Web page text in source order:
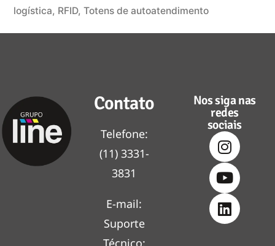
logística, RFID, Totens de autoatendimento
Contato
Telefone:
(11) 3331-
3831
E-mail:
Suporte
Técnico:
Nos siga nas
redes
sociais